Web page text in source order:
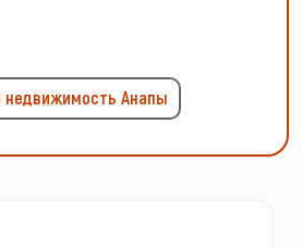
недвижимость Анапы